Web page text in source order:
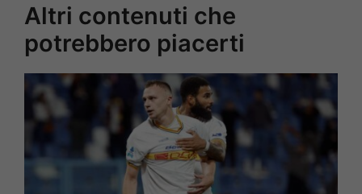
Altri contenuti che
potrebbero piacerti